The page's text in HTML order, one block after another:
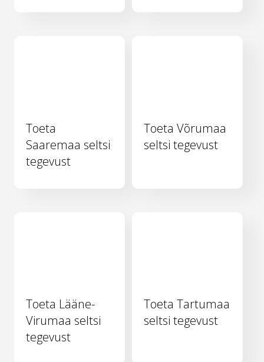
Toeta
Saaremaa seltsi
tegevust
Toeta Võrumaa
seltsi tegevust
Toeta Lääne-
Virumaa seltsi
tegevust
Toeta Tartumaa
seltsi tegevust